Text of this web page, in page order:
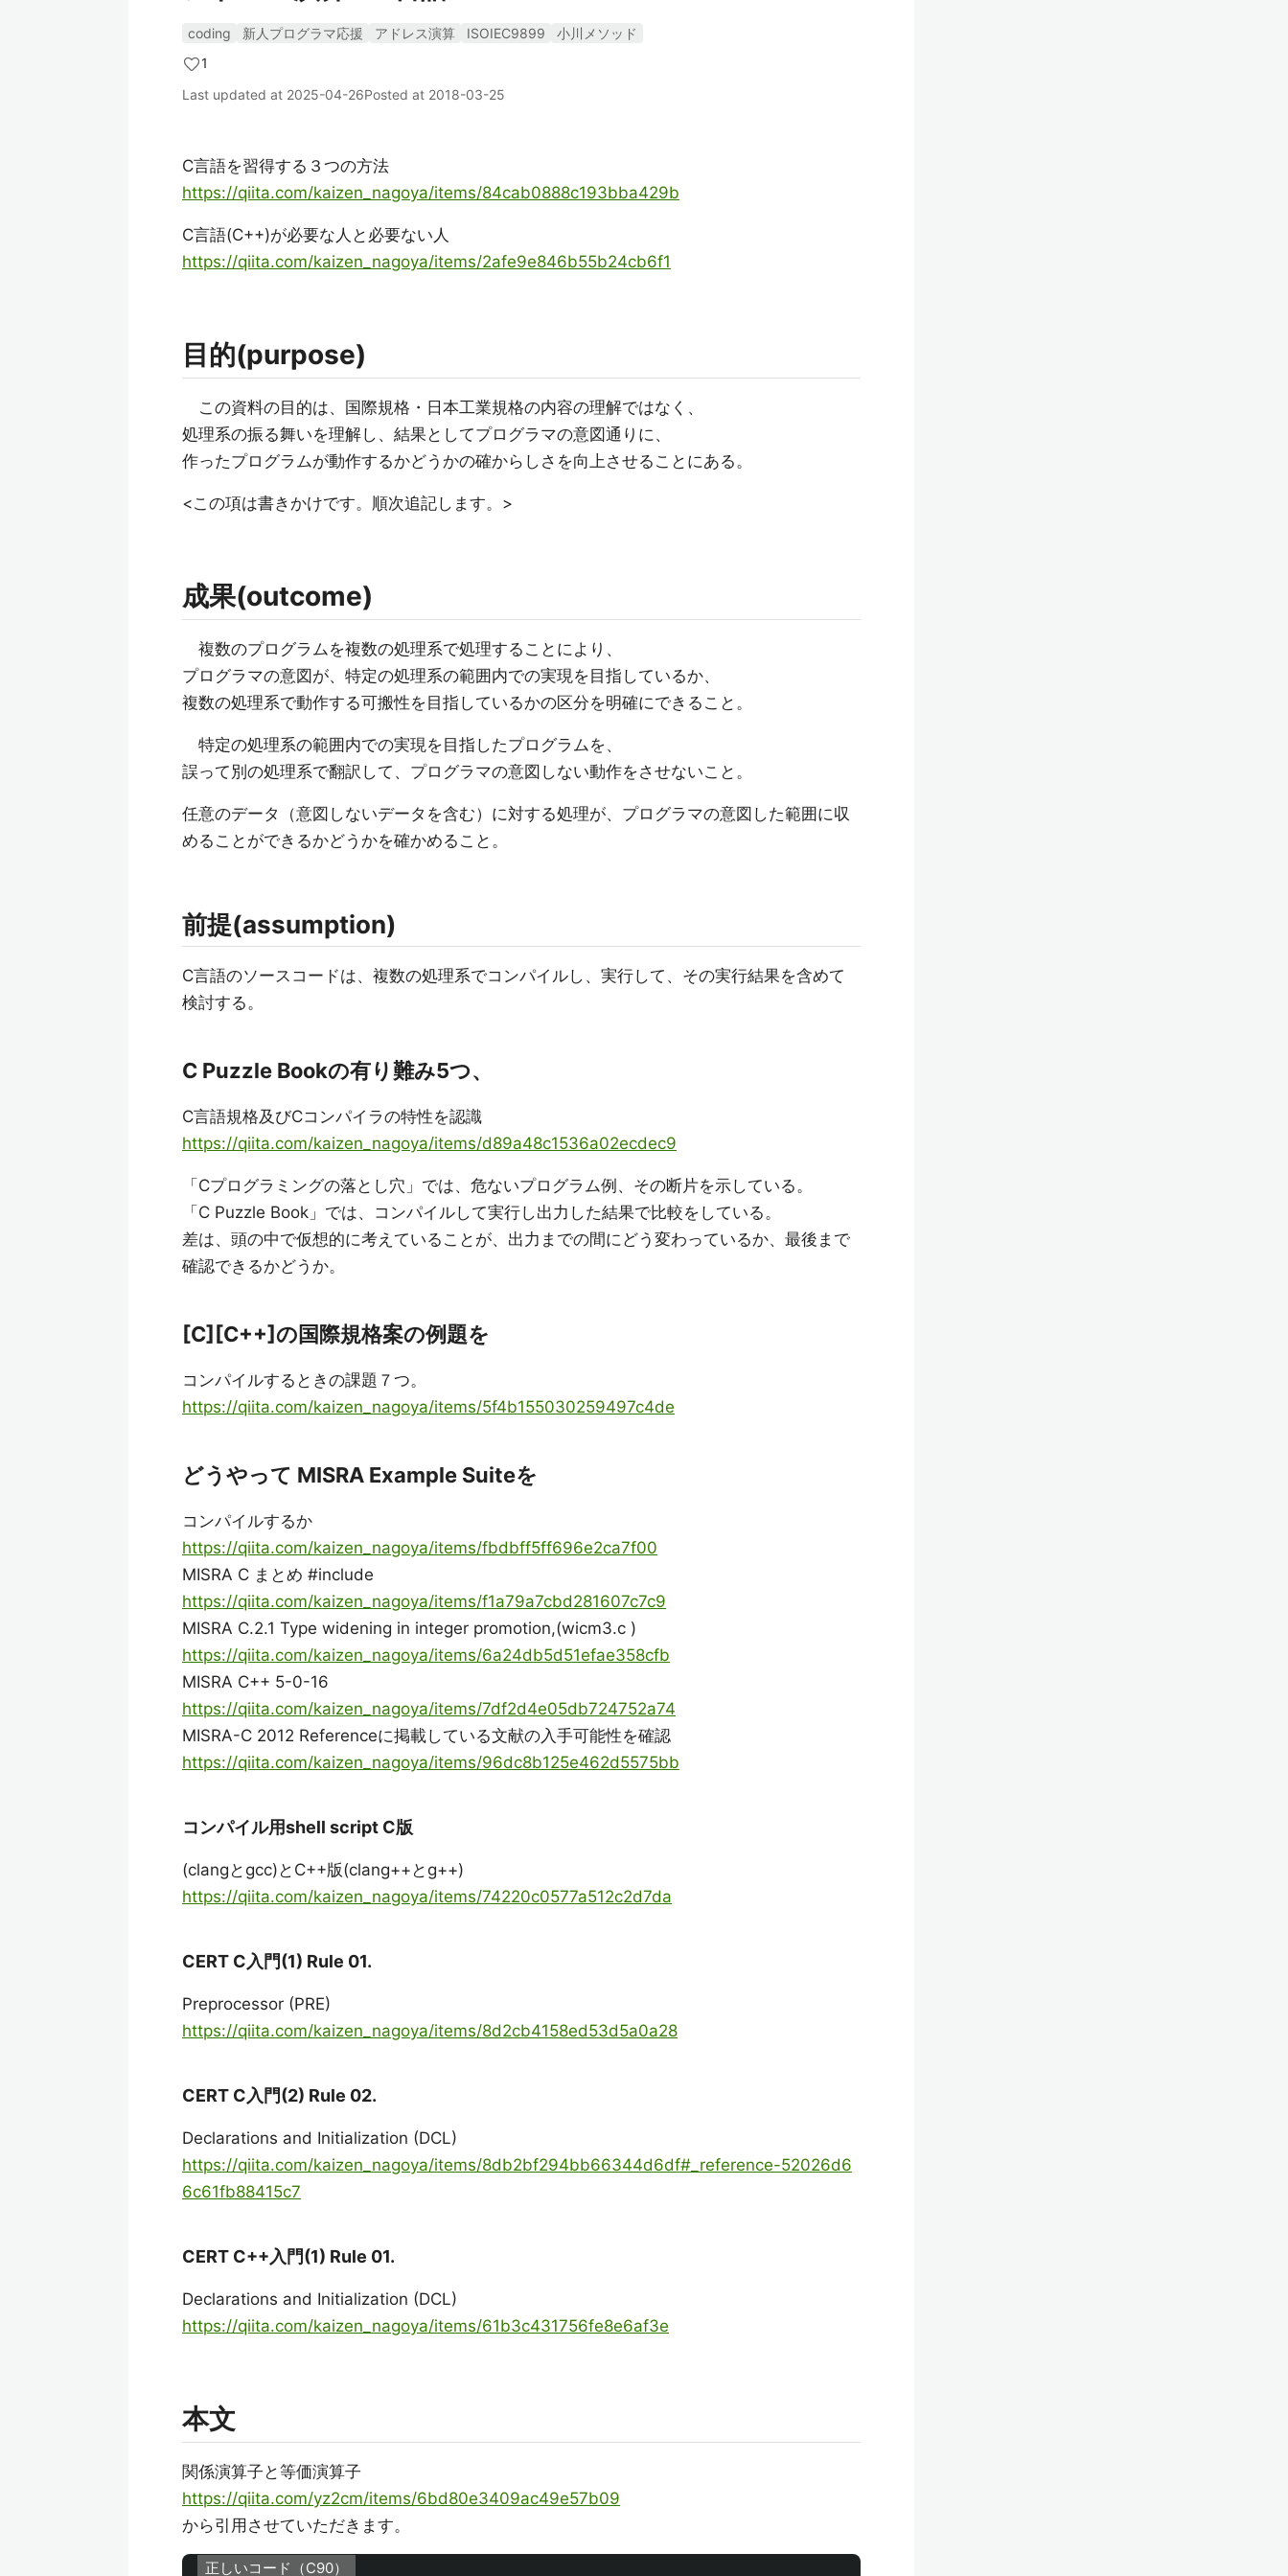
coding 新人プログラマ応援 アドレス演算 ISOIEC9899
小川メソッド
1
Last updated at 2025-04-26Posted at 2018-03-25
C言語を習得する３つの方法
https://qiita.com/kaizen_nagoya/items/84cab0888c193bba429b
C言語(C++)が必要な人と必要ない人
https://qiita.com/kaizen_nagoya/items/2afe9e846b55b24cb6f1
目的(purpose)
この資料の目的は、国際規格・日本工業規格の内容の理解ではなく、
処理系の振る舞いを理解し、結果としてプログラマの意図通りに、
作ったプログラムが動作するかどうかの確からしさを向上させることにある。
<この項は書きかけです。順次追記します。>
成果(outcome)
複数のプログラムを複数の処理系で処理することにより、
プログラマの意図が、特定の処理系の範囲内での実現を目指しているか、
複数の処理系で動作する可搬性を目指しているかの区分を明確にできること。
特定の処理系の範囲内での実現を目指したプログラムを、
誤って別の処理系で翻訳して、プログラマの意図しない動作をさせないこと。
任意のデータ（意図しないデータを含む）に対する処理が、プログラマの意図した範囲に収
めることができるかどうかを確かめること。
前提(assumption)
C言語のソースコードは、複数の処理系でコンパイルし、実行して、その実行結果を含めて
検討する。
C Puzzle Bookの有り難み5つ、
C言語規格及びCコンパイラの特性を認識
https://qiita.com/kaizen_nagoya/items/d89a48c1536a02ecdec9
「Cプログラミングの落とし穴」では、危ないプログラム例、その断片を示している。
「C Puzzle Book」では、コンパイルして実行し出力した結果で比較をしている。
差は、頭の中で仮想的に考えていることが、出力までの間にどう変わっているか、最後まで
確認できるかどうか。
[C][C++]の国際規格案の例題を
コンパイルするときの課題７つ。
https://qiita.com/kaizen_nagoya/items/5f4b155030259497c4de
どうやって MISRA Example Suiteを
コンパイルするか
https://qiita.com/kaizen_nagoya/items/fbdbff5ff696e2ca7f00
MISRA C まとめ #include
https://qiita.com/kaizen_nagoya/items/f1a79a7cbd281607c7c9
MISRA C.2.1 Type widening in integer promotion,(wicm3.c )
https://qiita.com/kaizen_nagoya/items/6a24db5d51efae358cfb
MISRA C++ 5-0-16
https://qiita.com/kaizen_nagoya/items/7df2d4e05db724752a74
MISRA-C 2012 Referenceに掲載している文献の入手可能性を確認
https://qiita.com/kaizen_nagoya/items/96dc8b125e462d5575bb
コンパイル用shell script C版
(clangとgcc)とC++版(clang++とg++)
https://qiita.com/kaizen_nagoya/items/74220c0577a512c2d7da
CERT C入門(1) Rule 01.
Preprocessor (PRE)
https://qiita.com/kaizen_nagoya/items/8d2cb4158ed53d5a0a28
CERT C入門(2) Rule 02.
Declarations and Initialization (DCL)
https://qiita.com/kaizen_nagoya/items/8db2bf294bb66344d6df#_reference-52026d6
6c61fb88415c7
CERT C++入門(1) Rule 01.
Declarations and Initialization (DCL)
https://qiita.com/kaizen_nagoya/items/61b3c431756fe8e6af3e
本文
関係演算子と等価演算子
https://qiita.com/yz2cm/items/6bd80e3409ac49e57b09
から引用させていただきます。
正しいコード（C90）